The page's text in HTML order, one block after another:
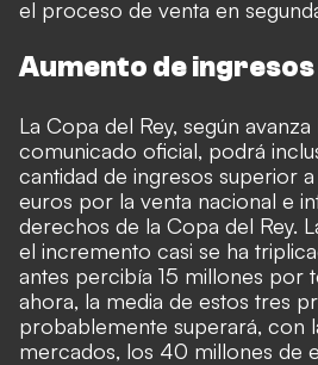
el proceso de venta en
Aumento de ingresos
La Copa del Rey, según avanza
comunicado oficial, podrá
cantidad de ingresos superior
euros por la venta nacional e
derechos de la Copa del Rey.
el incremento casi se ha
antes percibía 15 millones por
ahora, la media de estos tres
probablemente superará, con
mercados, los 40 millones de